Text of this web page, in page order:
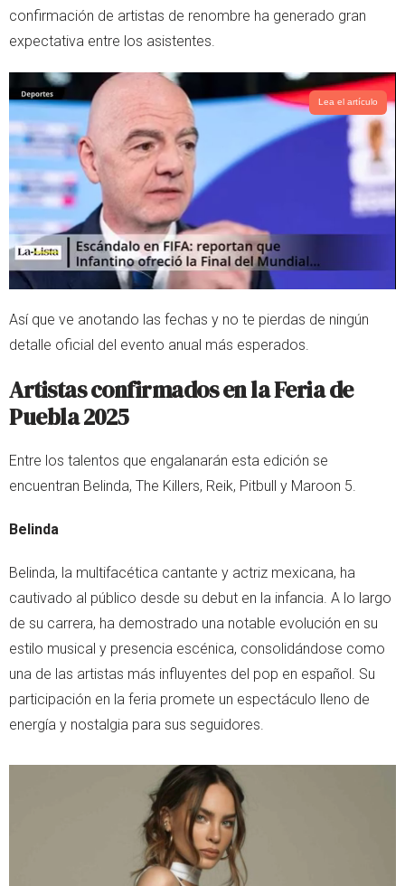
r
p
p
confirmación de artistas de renombre ha generado gran
expectativa entre los asistentes.
Lea el artículo
Así que ve anotando las fechas y no te pierdas de ningún
detalle oficial del evento anual más esperados.
Artistas confirmados en la Feria de
Puebla 2025
Entre los talentos que engalanarán esta edición se
encuentran Belinda, The Killers, Reik, Pitbull y Maroon 5.
Belinda
Belinda, la multifacética cantante y actriz mexicana, ha
cautivado al público desde su debut en la infancia. A lo largo
de su carrera, ha demostrado una notable evolución en su
estilo musical y presencia escénica, consolidándose como
una de las artistas más influyentes del pop en español. Su
participación en la feria promete un espectáculo lleno de
energía y nostalgia para sus seguidores.